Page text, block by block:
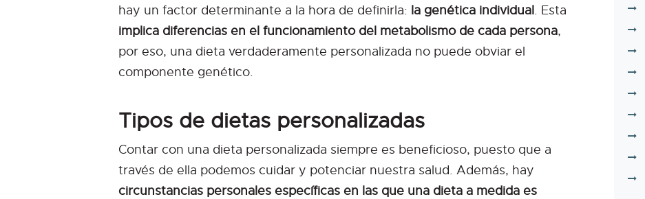
hay un factor determinante a la hora de definirla: la genética individual. Esta
implica diferencias en el funcionamiento del metabolismo de cada persona,
por eso, una dieta verdaderamente personalizada no puede obviar el
componente genético.
Tipos de dietas personalizadas
Contar con una dieta personalizada siempre es beneficioso, puesto que a
través de ella podemos cuidar y potenciar nuestra salud. Además, hay
circunstancias personales específicas en las que una dieta a medida es